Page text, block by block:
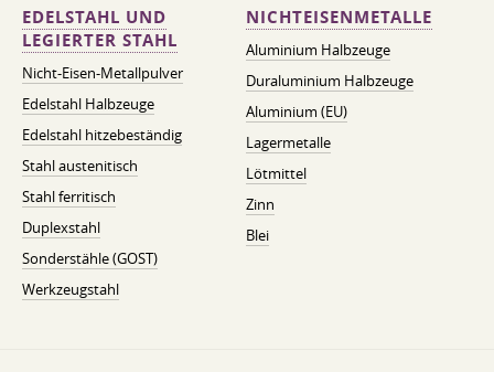
EDELSTAHL UND
LEGIERTER STAHL
Nicht-Eisen-Metallpulver
Edelstahl Halbzeuge
Edelstahl hitzebeständig
Stahl austenitisch
Stahl ferritisch
Duplexstahl
Sonderstähle (GOST)
Werkzeugstahl
NICHTEISENMETALLE
Aluminium Halbzeuge
Duraluminium Halbzeuge
Aluminium (EU)
Lagermetalle
Lötmittel
Zinn
Blei